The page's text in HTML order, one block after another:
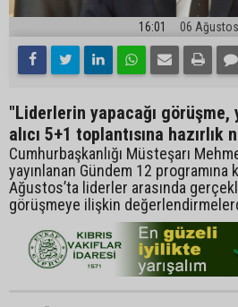
16:01 06
"Liderlerin yapacağı görüşme,
alıcı 5+1 toplantısına hazırlık
Cumhurbaşkanlığı Müsteşarı
yayınlanan Gündem 12 programına
Ağustos’ta liderler arasında
görüşmeye ilişkin